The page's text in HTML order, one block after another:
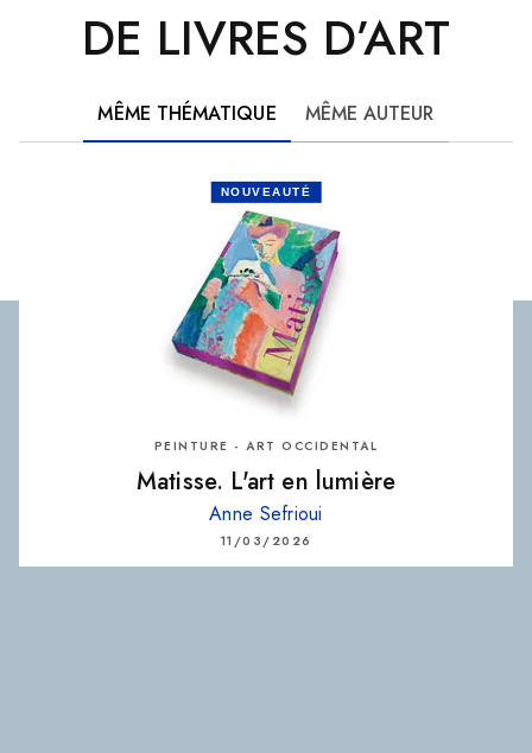
DE LIVRES D’ART
MÊME THÉMATIQUE MÊME AUTEUR
NOUVEAUTÉ
PEINTURE - ART OCCIDENTAL
Matisse. L'art en lumière
Anne Sefrioui
11/03/2026